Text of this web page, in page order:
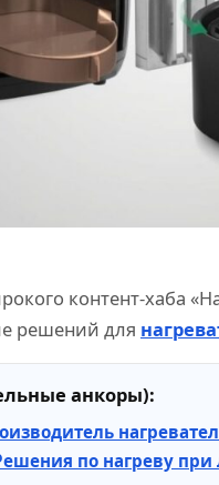
контент-хаба
решений для
анкоры):
по нагреву